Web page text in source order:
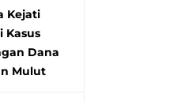
Kejati
Kasus
Dana
Mulut